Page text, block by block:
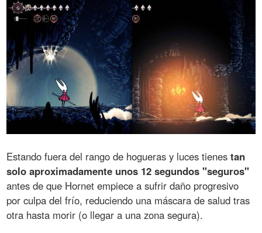
Estando fuera del rango de hogueras y luces tienestan
solo aproximadamente unos 12 segundos "seguros"
antes de que Hornet empiece a sufrir daño progresivo
por culpa del frío, reduciendo una máscara de salud tras
otra hasta morir (o llegar a una zona segura).